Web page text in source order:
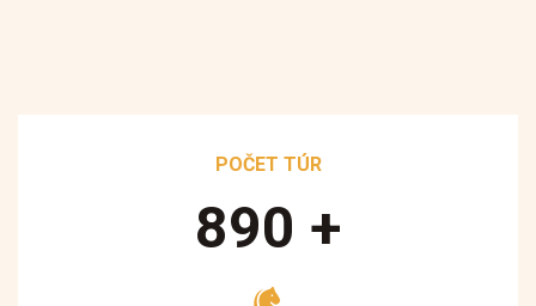
POČET TÚR
890 +